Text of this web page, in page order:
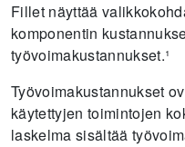
Fillet näyttää
komponentin
työvoimakustannukset.¹
Työvoimakustannukset
käytettyjen toimintojen
laskelma sisältää